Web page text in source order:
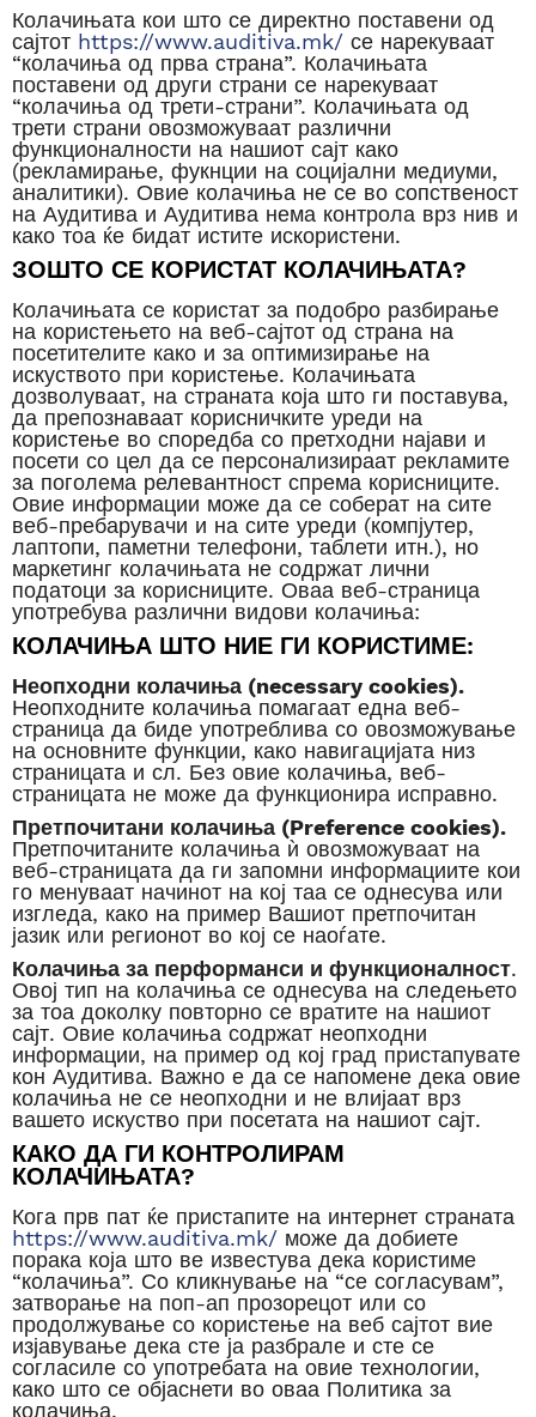
Колачињата кои што се директно поставени од
сајтот https://www.auditiva.mk/ се нарекуваат
“колачиња од прва страна”. Колачињата
поставени од други страни се нарекуваат
“колачиња од трети-страни”. Колачињата од
трети страни овозможуваат различни
функционалности на нашиот сајт како
(рекламирање, фукнции на социјални медиуми,
аналитики). Овие колачиња не се во сопственост
на Аудитива и Аудитива нема контрола врз нив и
како тоа ќе бидат истите искористени.
ЗОШТО СЕ КОРИСТАТ КОЛАЧИЊАТА?
Колачињата се користат за подобро разбирање
на користењето на веб-сајтот од страна на
посетителите како и за оптимизирање на
искуството при користење. Колачињата
дозволуваат, на страната која што ги поставува,
да препознаваат корисничките уреди на
користење во споредба со претходни најави и
посети со цел да се персонализираат рекламите
за поголема релевантност спрема корисниците.
Овие информации може да се соберат на сите
веб-пребарувачи и на сите уреди (компјутер,
лаптопи, паметни телефони, таблети итн.), но
маркетинг колачињата не содржат лични
податоци за корисниците. Оваа веб-страница
употребува различни видови колачиња:
КОЛАЧИЊА ШТО НИЕ ГИ КОРИСТИМЕ:
Неопходни колачиња (necessary cookies).
Неопходните колачиња помагаат една веб-
страница да биде употреблива со овозможување
на основните функции, како навигацијата низ
страницата и сл. Без овие колачиња, веб-
страницата не може да функционира исправно.
Претпочитани колачиња (Preference cookies).
Претпочитаните колачиња ѝ овозможуваат на
веб-страницата да ги запомни информациите кои
го менуваат начинот на кој таа се однесува или
изгледа, како на пример Вашиот претпочитан
јазик или регионот во кој се наоѓате.
Колачиња за перформанси и функционалност.
Овој тип на колачиња се однесува на следењето
за тоа доколку повторно се вратите на нашиот
сајт. Овие колачиња содржат неопходни
информации, на пример од кој град пристапувате
кон Аудитива. Важно е да се напомене дека овие
колачиња не се неопходни и не влијаат врз
вашето искуство при посетата на нашиот сајт.
КАКО ДА ГИ КОНТРОЛИРАМ
КОЛАЧИЊАТА?
Кога прв пат ќе пристапите на интернет страната
https://www.auditiva.mk/ може да добиете
порака која што ве известува дека користиме
“колачиња”. Со кликнување на “се согласувам”,
затворање на поп-ап прозорецот или со
продолжување со користење на веб сајтот вие
изјавување дека сте ја разбрале и сте се
согласиле со употребата на овие технологии,
како што се објаснети во оваа Политика за
колачиња.